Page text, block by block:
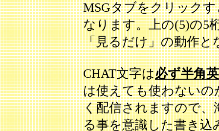
MSGタブをクリック
なります。上の(5)の5
「見るだけ」の動作と
CHAT文字は必ず半角
は使えても使わないの
く配信されますので、
る事を意識した書き込